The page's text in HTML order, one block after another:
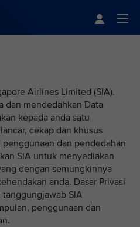
Airlines Limited (SIA).
dan mendedahkan Data
kepada anda satu
cekap dan khusus
dan pendedahan
SIA untuk menyediakan
dengan semungkinnya
anda. Dasar Privasi
SIA
penggunaan dan